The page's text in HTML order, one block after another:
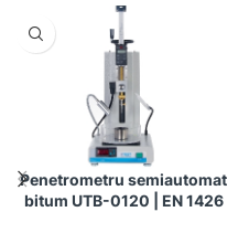
Penetrometru semiautomat
bitum UTB-0120 | EN 1426